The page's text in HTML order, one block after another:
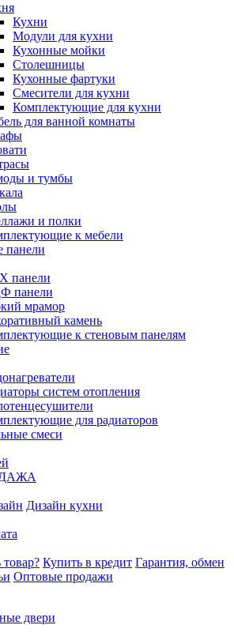
Кухни
Модули для кухни
Кухонные мойки
Столешницы
Кухонные фартуки
Смесители для кухни
Комплектующие для кухни
для ванной комнаты
и тумбы
и полки
к мебели
панели
панели
панели
мрамор
камень
к стеновым панелям
систем отопления
для радиаторов
смеси
Дизайн кухни
товар? Купить в кредит Гарантия, обмен
Оптовые продажи
двери